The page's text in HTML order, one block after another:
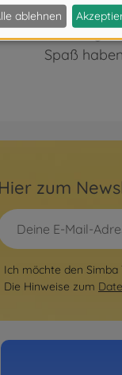
Für Jungen
Spaß
Hier zum
Ich möchte den
Die Hinweise zum